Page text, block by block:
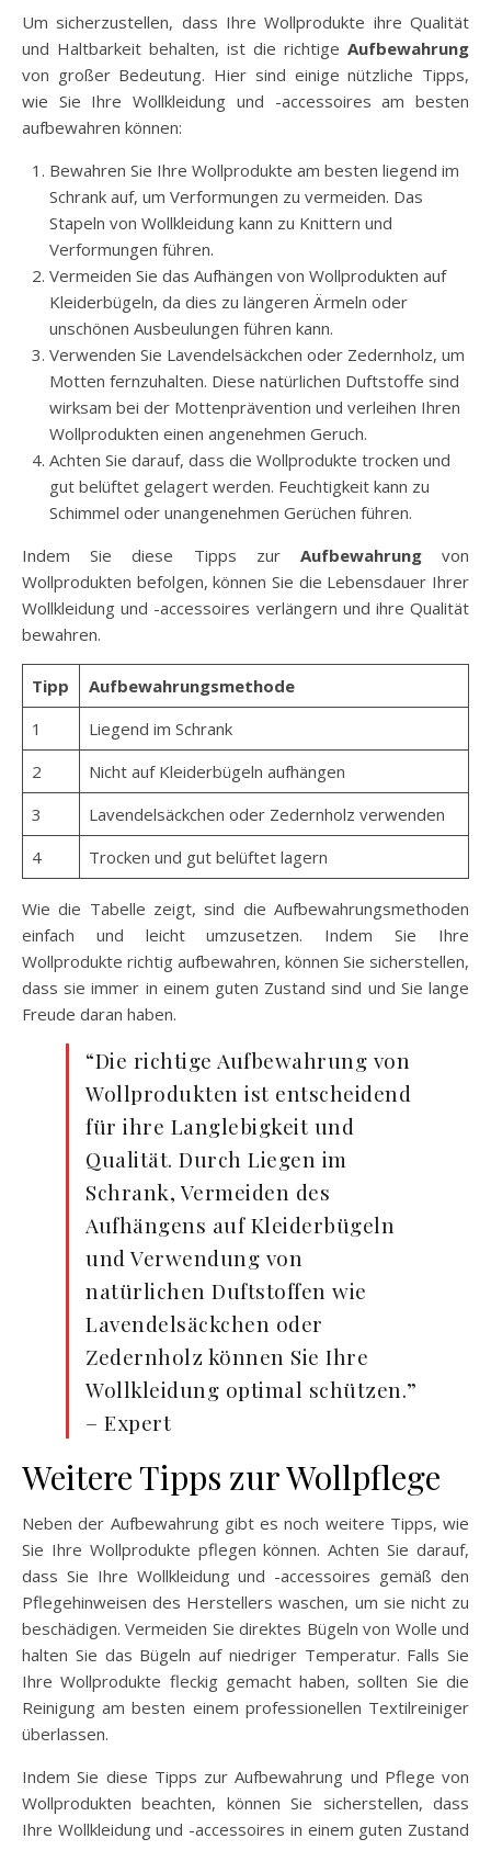
Um sicherzustellen, dass Ihre Wollprodukte ihre Qualität
und Haltbarkeit behalten, ist die richtige Aufbewahrung
von großer Bedeutung. Hier sind einige nützliche Tipps,
wie Sie Ihre Wollkleidung und -accessoires am besten
aufbewahren können:
Bewahren Sie Ihre Wollprodukte am besten liegend im
Schrank auf, um Verformungen zu vermeiden. Das
Stapeln von Wollkleidung kann zu Knittern und
Verformungen führen.
Vermeiden Sie das Aufhängen von Wollprodukten auf
Kleiderbügeln, da dies zu längeren Ärmeln oder
unschönen Ausbeulungen führen kann.
Verwenden Sie Lavendelsäckchen oder Zedernholz, um
Motten fernzuhalten. Diese natürlichen Duftstoffe sind
wirksam bei der Mottenprävention und verleihen Ihren
Wollprodukten einen angenehmen Geruch.
Achten Sie darauf, dass die Wollprodukte trocken und
gut belüftet gelagert werden. Feuchtigkeit kann zu
Schimmel oder unangenehmen Gerüchen führen.
Indem Sie diese Tipps zur Aufbewahrungvon
Wollprodukten befolgen, können Sie die Lebensdauer Ihrer
Wollkleidung und -accessoires verlängern und ihre Qualität
bewahren.
Tipp
Aufbewahrungsmethode
1
Liegend im Schrank
2
Nicht auf Kleiderbügeln aufhängen
3
Lavendelsäckchen oder Zedernholz verwenden
4
Trocken und gut belüftet lagern
Wie die Tabelle zeigt, sind die Aufbewahrungsmethoden
einfach und leicht umzusetzen. Indem Sie Ihre
Wollprodukte richtig aufbewahren, können Sie sicherstellen,
dass sie immer in einem guten Zustand sind und Sie lange
Freude daran haben.
“Die richtige Aufbewahrung von
Wollprodukten ist entscheidend
für ihre Langlebigkeit und
Qualität. Durch Liegen im
Schrank, Vermeiden des
Aufhängens auf Kleiderbügeln
und Verwendung von
natürlichen Duftstoffen wie
Lavendelsäckchen oder
Zedernholz können Sie Ihre
Wollkleidung optimal schützen.”
– Expert
Weitere Tipps zur Wollpflege
Neben der Aufbewahrung gibt es noch weitere Tipps, wie
Sie Ihre Wollprodukte pflegen können. Achten Sie darauf,
dass Sie Ihre Wollkleidung und -accessoires gemäß den
Pflegehinweisen des Herstellers waschen, um sie nicht zu
beschädigen. Vermeiden Sie direktes Bügeln von Wolle und
halten Sie das Bügeln auf niedriger Temperatur. Falls Sie
Ihre Wollprodukte fleckig gemacht haben, sollten Sie die
Reinigung am besten einem professionellen Textilreiniger
überlassen.
Indem Sie diese Tipps zur Aufbewahrung und Pflege von
Wollprodukten beachten, können Sie sicherstellen, dass
Ihre Wollkleidung und -accessoires in einem guten Zustand